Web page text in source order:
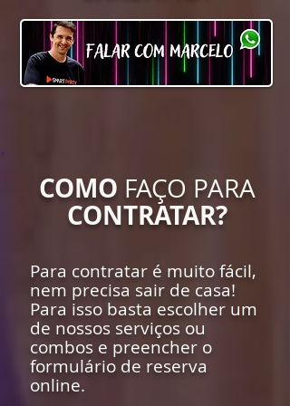
COMO FAÇO PARA
CONTRATAR?
Para contratar é muito fácil,
nem precisa sair de casa!
Para isso basta escolher um
de nossos serviços ou
combos e preencher o
formulário de reserva
online.